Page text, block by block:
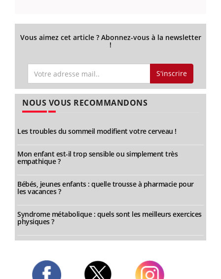
Vous aimez cet article ? Abonnez-vous à la newsletter
!
S'inscrire
NOUS VOUS RECOMMANDONS
Les troubles du sommeil modifient votre cerveau !
Mon enfant est-il trop sensible ou simplement très
empathique ?
Bébés, jeunes enfants : quelle trousse à pharmacie pour
les vacances ?
Syndrome métabolique : quels sont les meilleurs exercices
physiques ?